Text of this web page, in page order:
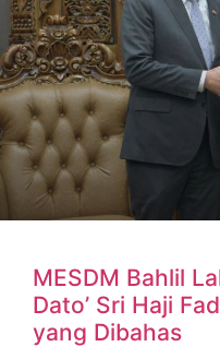
MESDM Bahlil
Dato’ Sri Haji
yang Dibahas